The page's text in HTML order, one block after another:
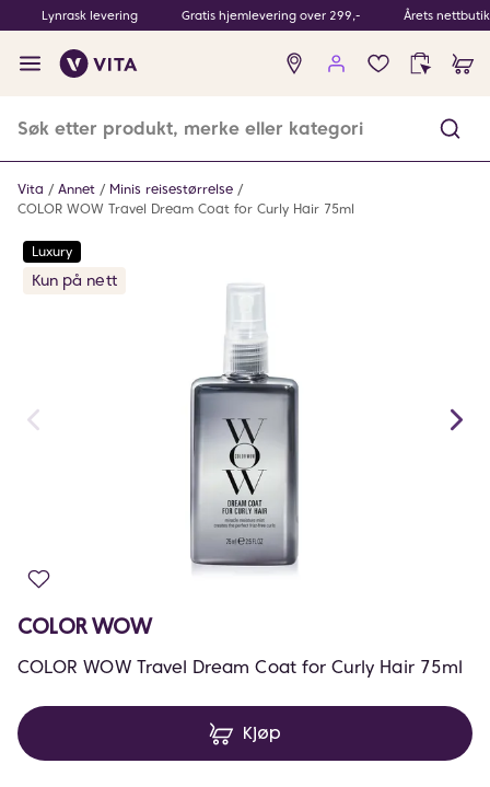
Lynrask levering Gratis hjemlevering over 299,- Årets
Ingen
produkter
Vita Annet
Minis reisestørrelse
COLOR WOW Travel Dream Coat for Curly Hair 75ml
Luxury
Kun på nett
COLOR WOW
COLOR WOW Travel Dream Coat for Curly Hair 75ml
Kjøp